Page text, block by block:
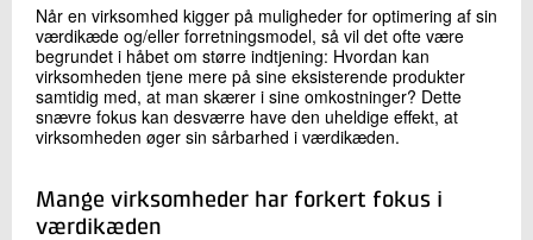
Send
Når en virksomhed kigger på muligheder for optimering af sin
værdikæde og/eller forretningsmodel, så vil det ofte være
begrundet i håbet om større indtjening: Hvordan kan
virksomheden tjene mere på sine eksisterende produkter
samtidig med, at man skærer i sine omkostninger? Dette
snævre fokus kan desværre have den uheldige effekt, at
virksomheden øger sin sårbarhed i værdikæden.
Mange virksomheder har forkert fokus i
værdikæden